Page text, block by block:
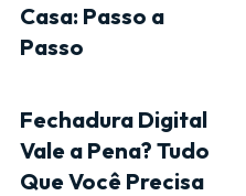
Casa: Passo a
Passo
Fechadura Digital
Vale a Pena? Tudo
Que Você Precisa